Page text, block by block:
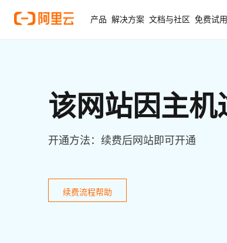
产品 解决方案 文档与社区 免费试用
该网站因主
开通方法：续费后网站即可开通
续费流程帮助